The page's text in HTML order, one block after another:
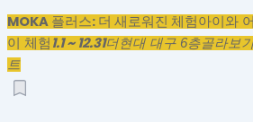
MOKA 플러스: 더 새로워진 체험아이와
이 체험 1.1 ~ 12.31더현대 대구 6층골라보
트